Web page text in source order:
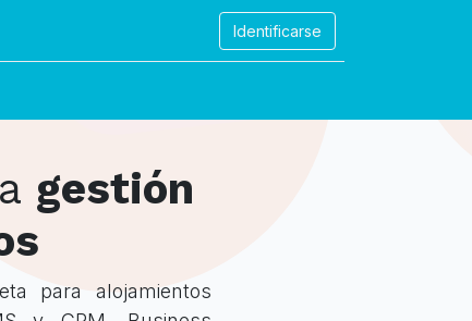
Identificarse
gestión
para alojamientos